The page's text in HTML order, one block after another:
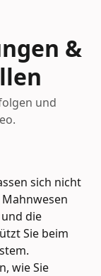
&
und
sich nicht
die
Sie beim
wie Sie